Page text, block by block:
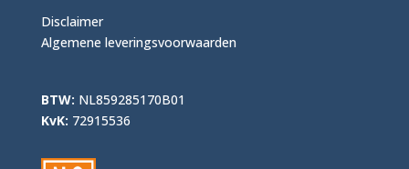
Disclaimer
Algemene leveringsvoorwaarden
BTW: NL859285170B01
KvK: 72915536